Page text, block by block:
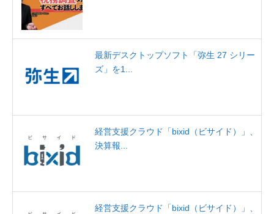
最新デスクトップソフト「弥生 27 シリー
ズ」を1...
経営支援クラウド「bixid（ビサイド）」、
決算報...
経営支援クラウド「bixid（ビサイド）」、